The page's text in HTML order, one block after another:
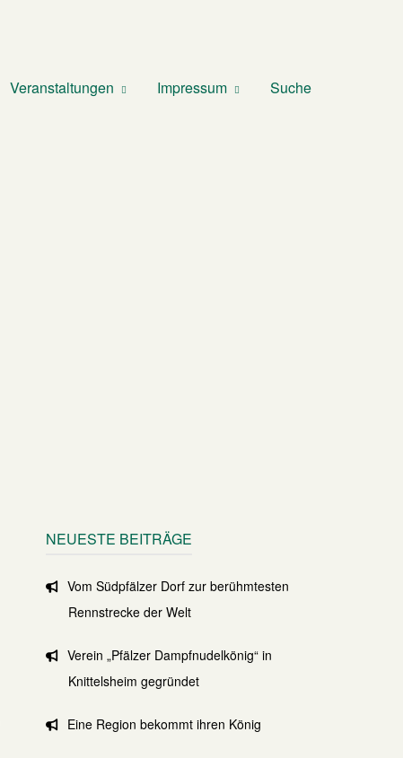
Veranstaltungen Impressum Suche
NEUESTE BEITRÄGE
Vom Südpfälzer Dorf zur berühmtesten
Rennstrecke der Welt
Verein „Pfälzer Dampfnudelkönig“ in
Knittelsheim gegründet
Eine Region bekommt ihren König